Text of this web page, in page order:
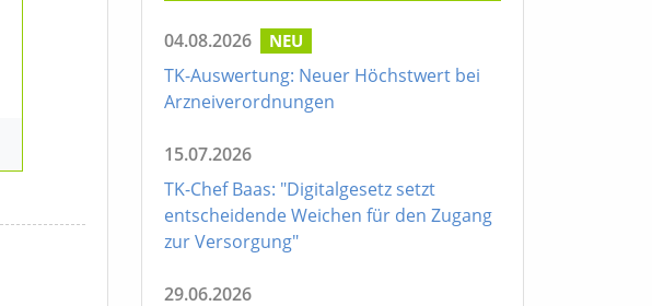
04.08.2026 NEU
TK-Auswertung: Neuer Höchstwert bei
Arzneiverordnungen
15.07.2026
TK-Chef Baas: "Digitalgesetz setzt
entscheidende Weichen für den Zugang
zur Versorgung"
29.06.2026